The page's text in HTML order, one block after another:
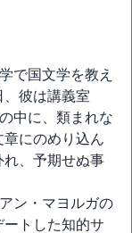
で国文学を教え
彼は講義室
中に、類まれな
にのめり込ん
れ、予期せぬ事
ン・マヨルガの
トした知的サ